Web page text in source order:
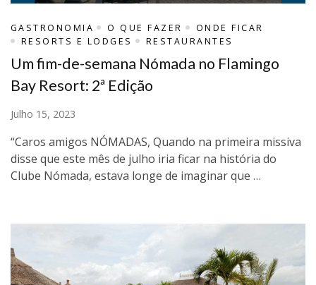
GASTRONOMIA O QUE FAZER
ONDE FICAR
RESORTS E LODGES
RESTAURANTES
Um fim-de-semana Nómada no Flamingo
Bay Resort: 2ª Edição
Julho 15, 2023
“Caros amigos NÓMADAS, Quando na primeira missiva
disse que este mês de julho iria ficar na história do
Clube Nómada, estava longe de imaginar que …